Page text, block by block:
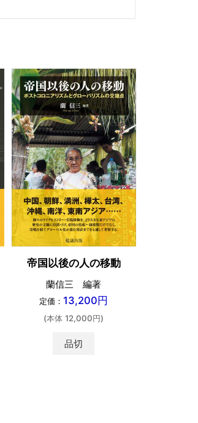
帝国以後の人の移動
蘭信三 編著
定価： 13,200円
(本体 12,000円)
品切